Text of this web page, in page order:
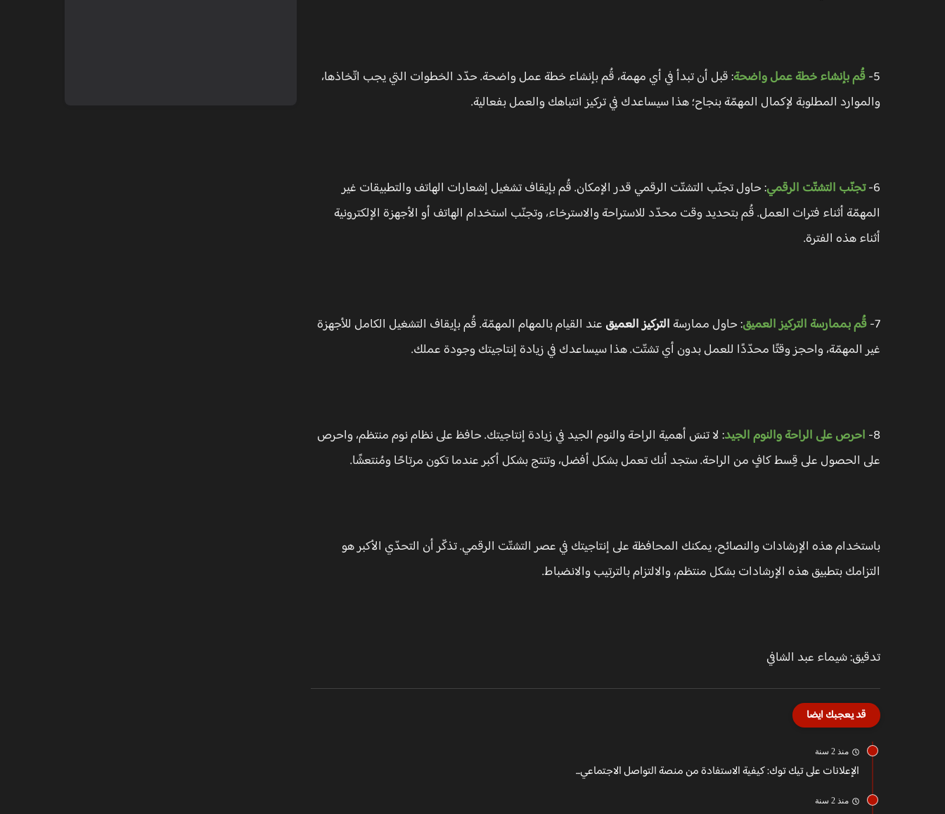
5- قُم بإنشاء خطة عمل واضحة: قبل أن تبدأ في أي مهمة، قُم بإنشاء خطة عمل واضحة. حدّد الخطوات التي يجب اتّخاذها،
والموارد المطلوبة لإكمال المهمّة بنجاح؛ هذا سيساعدك في تركيز انتباهك والعمل بفعالية.
6- تجنّب التشتّت الرقمي: حاول تجنّب التشتّت الرقمي قدر الإمكان. قُم بإيقاف تشغيل إشعارات الهاتف والتطبيقات غير
المهمّة أثناء فترات العمل. قُم بتحديد وقت محدّد للاستراحة والاسترخاء، وتجنّب استخدام الهاتف أو الأجهزة الإلكترونية
أثناء هذه الفترة.
7- قُم بممارسة التركيز العميق: حاول ممارسة التركيز العميق عند القيام بالمهام المهمّة. قُم بإيقاف التشغيل الكامل للأجهزة
غير المهمّة، واحجز وقتًا محدّدًا للعمل بدون أي تشتّت. هذا سيساعدك في زيادة إنتاجيتك وجودة عملك.
8- احرص على الراحة والنوم الجيد: لا تنسَ أهمية الراحة والنوم الجيد في زيادة إنتاجيتك. حافظ على نظام نوم منتظم، واحرص
على الحصول على قِسط كافٍ من الراحة. ستجد أنك تعمل بشكل أفضل، وتنتج بشكل أكبر عندما تكون مرتاحًا ومُنتعشًا.
باستخدام هذه الإرشادات والنصائح، يمكنك المحافظة على إنتاجيتك في عصر التشتّت الرقمي. تذكّر أن التحدّي الأكبر هو
التزامك بتطبيق هذه الإرشادات بشكل منتظم، والالتزام بالترتيب والانضباط.
تدقيق: شيماء عبد الشافي
قد يعجبك ايضا
منذ 2 سنة
الإعلانات على تيك توك: كيفية الاستفادة من منصة التواصل الاجتماعي...
منذ 2 سنة